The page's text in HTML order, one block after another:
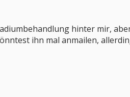
hinter mir,
ihn mal anmailen,